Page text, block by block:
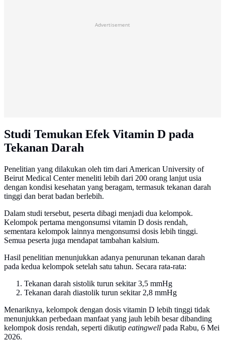
Advertisement
Studi Temukan Efek Vitamin D pada
Tekanan Darah
Penelitian yang dilakukan oleh tim dari American University of
Beirut Medical Center meneliti lebih dari 200 orang lanjut usia
dengan kondisi kesehatan yang beragam, termasuk tekanan darah
tinggi dan berat badan berlebih.
Dalam studi tersebut, peserta dibagi menjadi dua kelompok.
Kelompok pertama mengonsumsi vitamin D dosis rendah,
sementara kelompok lainnya mengonsumsi dosis lebih tinggi.
Semua peserta juga mendapat tambahan kalsium.
Hasil penelitian menunjukkan adanya penurunan tekanan darah
pada kedua kelompok setelah satu tahun. Secara rata-rata:
Tekanan darah sistolik turun sekitar 3,5 mmHg
Tekanan darah diastolik turun sekitar 2,8 mmHg
Menariknya, kelompok dengan dosis vitamin D lebih tinggi tidak
menunjukkan perbedaan manfaat yang jauh lebih besar dibanding
kelompok dosis rendah, seperti dikutip eatingwell pada Rabu, 6 Mei
2026.